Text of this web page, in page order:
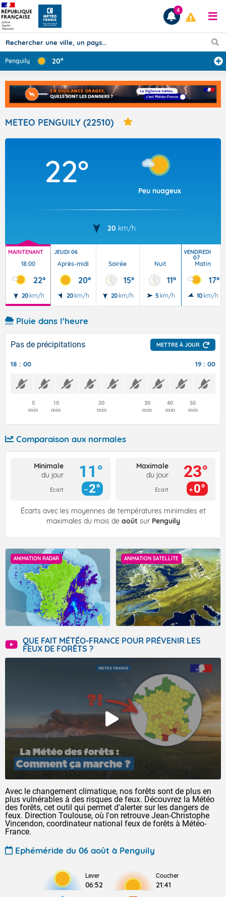
Prévisions
TOUS LES RÉSULTATS
Articles
4
Penguily 20°
METEO PENGUILY (22510)
22°
Peu nuageux
20 km/h
MAINTENANT
18:00
22°
20 km/h
JEUDI 06
Après-midi
20°
20 km/h
Soirée
15°
20 km/h
Nuit
11°
5 km/h
VENDREDI
07
Matin
17°
10 km/h
Pluie dans l'heure
Pas de précipitations METTRE À JOUR
18 : 00 19 : 00
5
min
10
min
20
min
30
min
40
min
50
min
Comparaison aux normales
Minimale
du jour
Ecart
11°
2°
Maximale
du jour
Ecart
23°
0°
Écarts avec les moyennes de températures minimales et
maximales du mois de août sur Penguily
ANIMATION RADAR ANIMATION SATELLITE
QUE FAIT MÉTÉO-FRANCE POUR PRÉVENIR LES
FEUX DE FORÊTS ?
Avec le changement climatique, nos forêts sont de plus en
plus vulnérables à des risques de feux. Découvrez la Météo
des forêts, cet outil qui permet d'alerter sur les dangers de
feux. Direction Toulouse, où l'on retrouve Jean-Christophe
Vincendon, coordinateur national feux de forêts à Météo-
France.
Ephéméride du 06 août à Penguily
Lever
06:52
Coucher
21:41